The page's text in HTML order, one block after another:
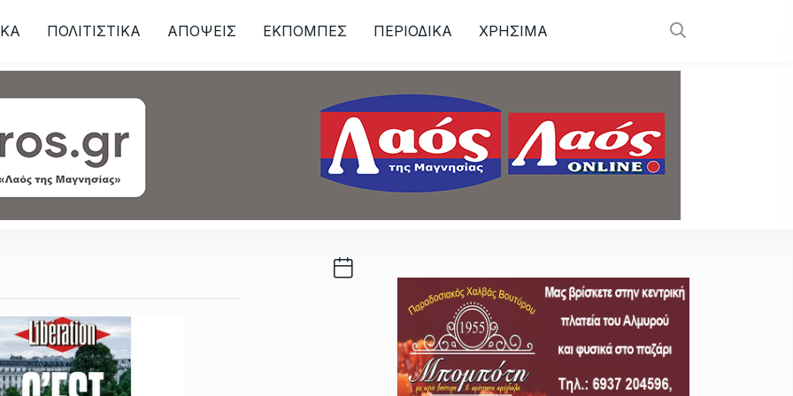
ΠΟΛΙΤΙΣΤΙΚΑ ΑΠΟΨΕΙΣ ΕΚΠΟΜΠΕΣ ΠΕΡΙΟΔΙΚΑ ΧΡΗΣΙΜΑ